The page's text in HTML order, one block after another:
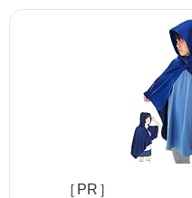
［PR］